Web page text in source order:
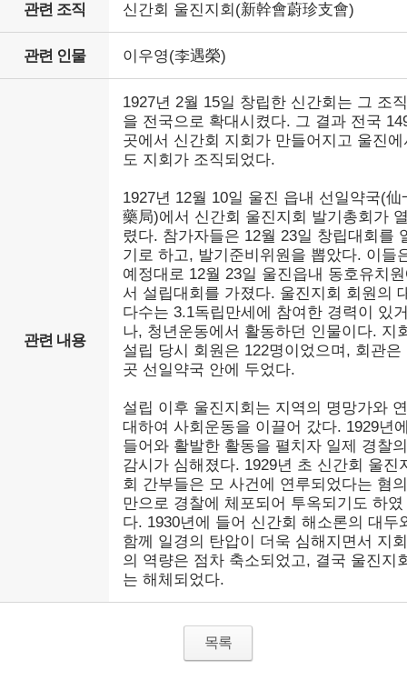
관련 조직 신간회 울진지회(新幹會蔚珍支會)
관련 인물 이우영(李遇榮)
관련 내용
1927년 2월 15일 창립한 신간회는 그 조직
을 전국으로 확대시켰다. 그 결과 전국
곳에서 신간회 지회가 만들어지고 울진에
도 지회가 조직되었다.
1927년 12월 10일 울진 읍내 선일약국(仙
藥局)에서 신간회 울진지회 발기총회가
렸다. 참가자들은 12월 23일 창립대회를
기로 하고, 발기준비위원을 뽑았다. 이들
예정대로 12월 23일 울진읍내 동호유치
서 설립대회를 가졌다. 울진지회 회원의
다수는 3.1독립만세에 참여한 경력이 있
나, 청년운동에서 활동하던 인물이다. 지
설립 당시 회원은 122명이었으며, 회관은
곳 선일약국 안에 두었다.
설립 이후 울진지회는 지역의 명망가와 연
대하여 사회운동을 이끌어 갔다. 1929년
들어와 활발한 활동을 펼치자 일제 경찰의
감시가 심해졌다. 1929년 초 신간회 울진
회 간부들은 모 사건에 연루되었다는 혐의
만으로 경찰에 체포되어 투옥되기도 하였
다. 1930년에 들어 신간회 해소론의 대두
함께 일경의 탄압이 더욱 심해지면서 지회
의 역량은 점차 축소되었고, 결국 울진지
는 해체되었다.
목록